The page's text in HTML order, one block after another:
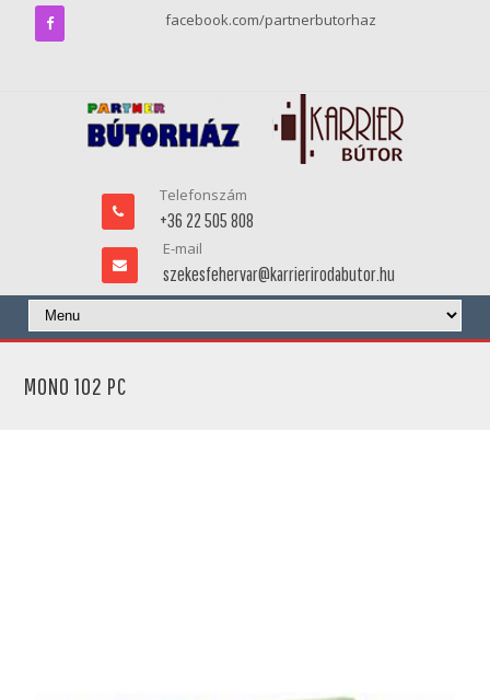
facebook.com/partnerbutorhaz
Telefonszám
+36 22 505 808
E-mail
szekesfehervar@karrierirodabutor.hu
MONO 102 PC